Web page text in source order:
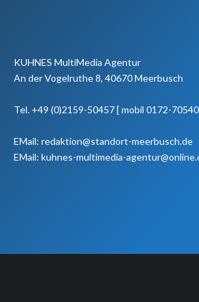
KUHNES MultiMedia Agentur
An der Vogelruthe 8, 40670 Meerbusch
Tel. +49 (0)2159-50457 [ mobil 0172-
EMail: redaktion@standort-meerbusch.de
EMail: kuhnes-multimedia-